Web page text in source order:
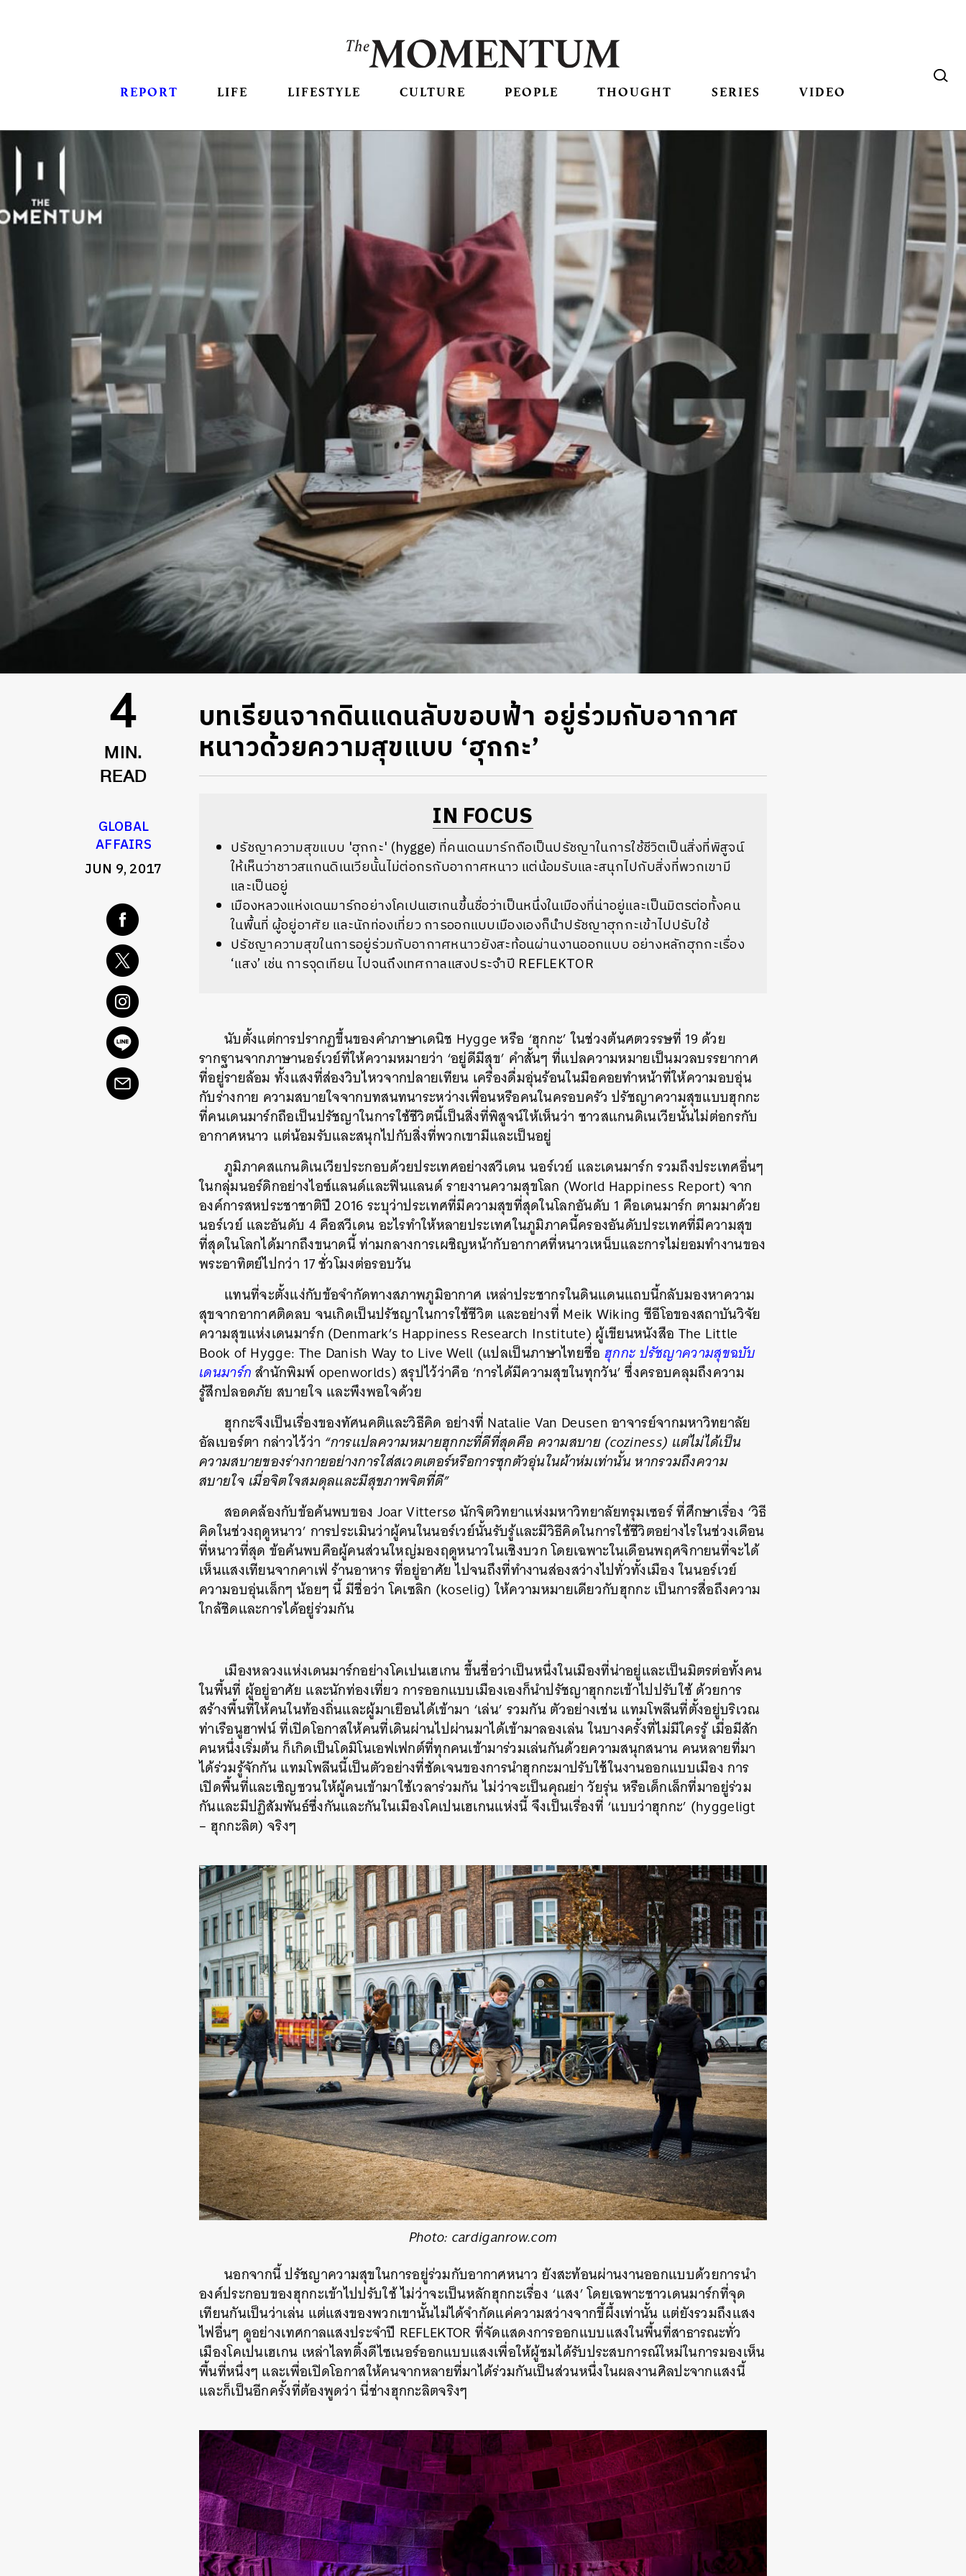
REPORT LIFE LIFESTYLE CULTURE PEOPLE THOUGHT SERIES VIDEO
4
MIN.
READ
GLOBAL
AFFAIRS
JUN 9, 2017
บทเรียนจากดินแดนลับขอบฟ้า อยู่ร่วมกับอากาศ
หนาวด้วยความสุขแบบ ‘ฮุกกะ’
IN FOCUS
ปรัชญาความสุขแบบ 'ฮุกกะ' (hygge) ที่คนเดนมาร์กถือเป็นปรัชญาในการใช้ชีวิตเป็นสิ่งที่พิสูจน์
ให้เห็นว่าชาวสแกนดิเนเวียนั้นไม่ต่อกรกับอากาศหนาว แต่น้อมรับและสนุกไปกับสิ่งที่พวกเขามี
และเป็นอยู่
เมืองหลวงแห่งเดนมาร์กอย่างโคเปนเฮเกนขึ้นชื่อว่าเป็นหนึ่งในเมืองที่น่าอยู่และเป็นมิตรต่อทั้งคน
ในพื้นที่ ผู้อยู่อาศัย และนักท่องเที่ยว การออกแบบเมืองเองก็นำปรัชญาฮุกกะเข้าไปปรับใช้
ปรัชญาความสุขในการอยู่ร่วมกับอากาศหนาวยังสะท้อนผ่านงานออกแบบ อย่างหลักฮุกกะเรื่อง
‘แสง’ เช่น การจุดเทียน ไปจนถึงเทศกาลแสงประจำปี REFLEKTOR
นับตั้งแต่การปรากฏขึ้นของคำภาษาเดนิช Hygge หรือ ‘ฮุกกะ’ ในช่วงต้นศตวรรษที่ 19 ด้วย
รากฐานจากภาษานอร์เวย์ที่ให้ความหมายว่า ‘อยู่ดีมีสุข’ คำสั้นๆ ที่แปลความหมายเป็นมวลบรรยากาศ
ที่อยู่รายล้อม ทั้งแสงที่ส่องวิบไหวจากปลายเทียน เครื่องดื่มอุ่นร้อนในมือคอยทำหน้าที่ให้ความอบอุ่น
กับร่างกาย ความสบายใจจากบทสนทนาระหว่างเพื่อนหรือคนในครอบครัว ปรัชญาความสุขแบบฮุกกะ
ที่คนเดนมาร์กถือเป็นปรัชญาในการใช้ชีวิตนี้เป็นสิ่งที่พิสูจน์ให้เห็นว่า ชาวสแกนดิเนเวียนั้นไม่ต่อกรกับ
อากาศหนาว แต่น้อมรับและสนุกไปกับสิ่งที่พวกเขามีและเป็นอยู่
ภูมิภาคสแกนดิเนเวียประกอบด้วยประเทศอย่างสวีเดน นอร์เวย์ และเดนมาร์ก รวมถึงประเทศอื่นๆ
ในกลุ่มนอร์ดิกอย่างไอซ์แลนด์และฟินแลนด์ รายงานความสุขโลก (World Happiness Report) จาก
องค์การสหประชาชาติปี 2016 ระบุว่าประเทศที่มีความสุขที่สุดในโลกอันดับ 1 คือเดนมาร์ก ตามมาด้วย
นอร์เวย์ และอันดับ 4 คือสวีเดน อะไรทำให้หลายประเทศในภูมิภาคนี้ครองอันดับประเทศที่มีความสุข
ที่สุดในโลกได้มากถึงขนาดนี้ ท่ามกลางการเผชิญหน้ากับอากาศที่หนาวเหน็บและการไม่ยอมทำงานของ
พระอาทิตย์ไปกว่า 17 ชั่วโมงต่อรอบวัน
แทนที่จะตั้งแง่กับข้อจำกัดทางสภาพภูมิอากาศ เหล่าประชากรในดินแดนแถบนี้กลับมองหาความ
สุขจากอากาศติดลบ จนเกิดเป็นปรัชญาในการใช้ชีวิต และอย่างที่ Meik Wiking ซีอีโอของสถาบันวิจัย
ความสุขแห่งเดนมาร์ก (Denmark’s Happiness Research Institute) ผู้เขียนหนังสือ The Little
Book of Hygge: The Danish Way to Live Well (แปลเป็นภาษาไทยชื่อ ฮุกกะ ปรัชญาความสุขฉบับ
เดนมาร์กสำนักพิมพ์ openworlds) สรุปไว้ว่าคือ ‘การได้มีความสุขในทุกวัน’ ซึ่งครอบคลุมถึงความ
รู้สึกปลอดภัย สบายใจ และพึงพอใจด้วย
ฮุกกะจึงเป็นเรื่องของทัศนคติและวิธีคิด อย่างที่ Natalie Van Deusen อาจารย์จากมหาวิทยาลัย
อัลเบอร์ตา กล่าวไว้ว่า “การแปลความหมายฮุกกะที่ดีที่สุดคือ ความสบาย (coziness) แต่ไม่ได้เป็น
ความสบายของร่างกายอย่างการใส่สเวตเตอร์หรือการซุกตัวอุ่นในผ้าห่มเท่านั้น หากรวมถึงความ
สบายใจ เมื่อจิตใจสมดุลและมีสุขภาพจิตที่ดี”
สอดคล้องกับข้อค้นพบของ Joar Vittersø นักจิตวิทยาแห่งมหาวิทยาลัยทรุมเซอร์ ที่ศึกษาเรื่อง ‘วิธี
คิดในช่วงฤดูหนาว’ การประเมินว่าผู้คนในนอร์เวย์นั้นรับรู้และมีวิธีคิดในการใช้ชีวิตอย่างไรในช่วงเดือน
ที่หนาวที่สุด ข้อค้นพบคือผู้คนส่วนใหญ่มองฤดูหนาวในเชิงบวก โดยเฉพาะในเดือนพฤศจิกายนที่จะได้
เห็นแสงเทียนจากคาเฟ่ ร้านอาหาร ที่อยู่อาศัย ไปจนถึงที่ทำงานส่องสว่างไปทั่วทั้งเมือง ในนอร์เวย์
ความอบอุ่นเล็กๆ น้อยๆ นี้ มีชื่อว่า โคเซลิก (koselig) ให้ความหมายเดียวกับฮุกกะ เป็นการสื่อถึงความ
ใกล้ชิดและการได้อยู่ร่วมกัน
เมืองหลวงแห่งเดนมาร์กอย่างโคเปนเฮเกน ขึ้นชื่อว่าเป็นหนึ่งในเมืองที่น่าอยู่และเป็นมิตรต่อทั้งคน
ในพื้นที่ ผู้อยู่อาศัย และนักท่องเที่ยว การออกแบบเมืองเองก็นำปรัชญาฮุกกะเข้าไปปรับใช้ ด้วยการ
สร้างพื้นที่ให้คนในท้องถิ่นและผู้มาเยือนได้เข้ามา ‘เล่น’ รวมกัน ตัวอย่างเช่น แทมโพลีนที่ตั้งอยู่บริเวณ
ท่าเรือนูฮาฟน์ ที่เปิดโอกาสให้คนที่เดินผ่านไปผ่านมาได้เข้ามาลองเล่น ในบางครั้งที่ไม่มีใครรู้ เมื่อมีสัก
คนหนึ่งเริ่มต้น ก็เกิดเป็นโดมิโนเอฟเฟกต์ที่ทุกคนเข้ามาร่วมเล่นกันด้วยความสนุกสนาน คนหลายที่มา
ได้ร่วมรู้จักกัน แทมโพลีนนี้เป็นตัวอย่างที่ชัดเจนของการนำฮุกกะมาปรับใช้ในงานออกแบบเมือง การ
เปิดพื้นที่และเชิญชวนให้ผู้คนเข้ามาใช้เวลาร่วมกัน ไม่ว่าจะเป็นคุณย่า วัยรุ่น หรือเด็กเล็กที่มาอยู่ร่วม
กันและมีปฏิสัมพันธ์ซึ่งกันและกันในเมืองโคเปนเฮเกนแห่งนี้ จึงเป็นเรื่องที่ ‘แบบว่าฮุกกะ’ (hyggeligt
– ฮุกกะลิต) จริงๆ
Photo: cardiganrow.com
นอกจากนี้ ปรัชญาความสุขในการอยู่ร่วมกับอากาศหนาว ยังสะท้อนผ่านงานออกแบบด้วยการนำ
องค์ประกอบของฮุกกะเข้าไปปรับใช้ ไม่ว่าจะเป็นหลักฮุกกะเรื่อง ‘แสง’ โดยเฉพาะชาวเดนมาร์กที่จุด
เทียนกันเป็นว่าเล่น แต่แสงของพวกเขานั้นไม่ได้จำกัดแค่ความสว่างจากขี้ผึ้งเท่านั้น แต่ยังรวมถึงแสง
ไฟอื่นๆ ดูอย่างเทศกาลแสงประจำปี REFLEKTOR ที่จัดแสดงการออกแบบแสงในพื้นที่สาธารณะทั่ว
เมืองโคเปนเฮเกน เหล่าไลทติ้งดีไซเนอร์ออกแบบแสงเพื่อให้ผู้ชมได้รับประสบการณ์ใหม่ในการมองเห็น
พื้นที่หนึ่งๆ และเพื่อเปิดโอกาสให้คนจากหลายที่มาได้ร่วมกันเป็นส่วนหนึ่งในผลงานศิลปะจากแสงนี้
และก็เป็นอีกครั้งที่ต้องพูดว่า นี่ช่างฮุกกะลิตจริงๆ